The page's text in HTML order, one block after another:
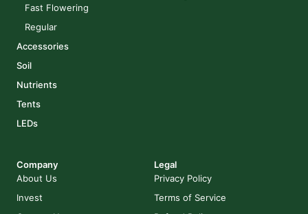
Fast Flowering
Regular
Accessories
Soil
Nutrients
Tents
LEDs
Company
About Us
Invest
Legal
Privacy Policy
Terms of Service